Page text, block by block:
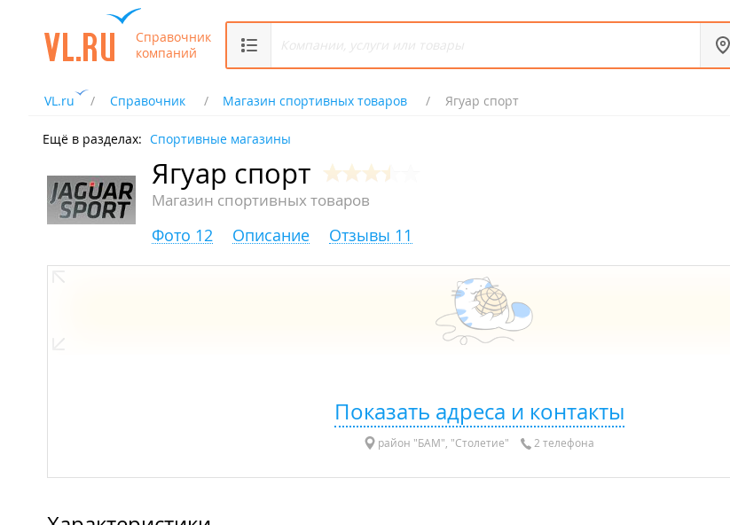
Справочник
компаний
VL.ru Справочник Магазин спортивных товаров Ягуар спорт
Ещё в разделах: Спортивные магазины
Ягуар спорт
Магазин спортивных товаров
Фото 12 Описание Отзывы 11
Показать адреса и контакты
район "БАМ", "Столетие" 2 телефона